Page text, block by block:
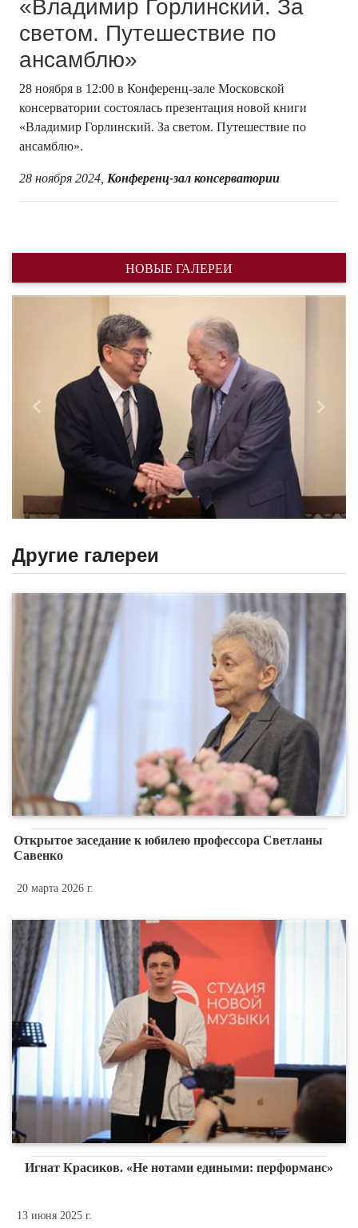
«Владимир Горлинский. За
светом. Путешествие по
ансамблю»
28 ноября в 12:00 в Конференц-зале Московской
консерватории состоялась презентация новой книги
«Владимир Горлинский. За светом. Путешествие по
ансамблю».
28 ноября 2024, Конференц-зал консерватории
НОВЫЕ ГАЛЕРЕИ
Назад
Другие галереи
Открытое заседание к юбилею профессора Светланы
Савенко
20 марта 2026 г.
Игнат Красиков. «Не нотами едиными: перформанс»
13 июня 2025 г.